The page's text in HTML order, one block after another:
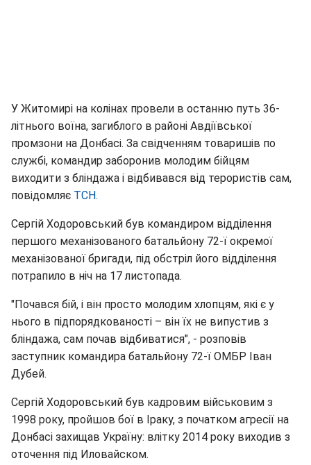
У Житомирі на колінах провели в останню путь 36-
літнього воїна, загиблого в районі Авдіївської
промзони на Донбасі. За свідченням товаришів по
службі, командир заборонив молодим бійцям
виходити з бліндажа і відбивався від терористів сам,
повідомляє ТСН.
Сергій Ходоровський був командиром відділення
першого механізованого батальйону 72-ї окремої
механізованої бригади, під обстріл його відділення
потрапило в ніч на 17 листопада.
"Почався бій, і він просто молодим хлопцям, які є у
нього в підпорядкованості – він їх не випустив з
бліндажа, сам почав відбиватися", - розповів
заступник командира батальйону 72-ї ОМБР Іван
Дубей.
Сергій Ходоровський був кадровим військовим з
1998 року, пройшов бої в Іраку, з початком агресії на
Донбасі захищав Україну: влітку 2014 року виходив з
оточення під Иловайском.